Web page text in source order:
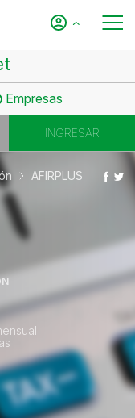
Empresas
AFIRPLUS